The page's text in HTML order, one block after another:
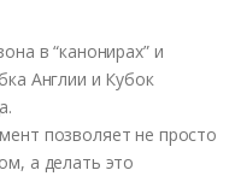
в “канонирах” и
Англии и Кубок
позволяет не просто
а делать это